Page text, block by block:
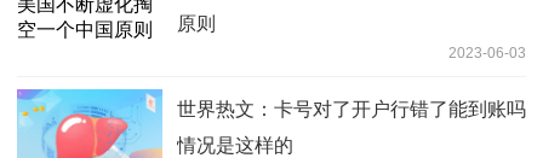
原则
2023-06-03
世界热文：卡号对了开户行错了能到账吗
情况是这样的